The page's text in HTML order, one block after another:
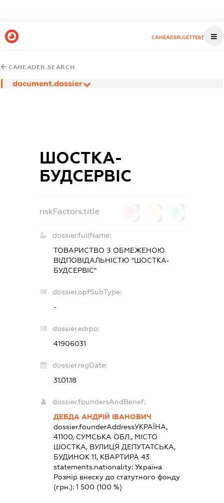
CAHEADER.GETTEST
CAHEADER.SEARCH
document.dossier
ШОСТКА-
БУДСЕРВІС
riskFactors.title
dossier.fullName:
ТОВАРИСТВО З ОБМЕЖЕНОЮ
ВІДПОВІДАЛЬНІСТЮ "ШОСТКА-
БУДСЕРВІС"
dossier.opfSubType:
-
dossier.edrpo:
41906031
dossier.regDate:
31.01.18
dossier.foundersAndBenef:
ДЕБДА АНДРІЙ ІВАНОВИЧ
dossier.founderAddressУКРАЇНА,
41100, СУМСЬКА ОБЛ., МІСТО
ШОСТКА, ВУЛИЦЯ ДЕПУТАТСЬКА,
БУДИНОК 11, КВАРТИРА 43
statements.nationality:Україна
Розмір внеску до статутного фонду
(грн.):1 500 (100 %)